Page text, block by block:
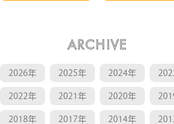
ARCHIVE
2026年 2025年 2024年
2022年 2021年 2020年
2018年 2017年 2014年